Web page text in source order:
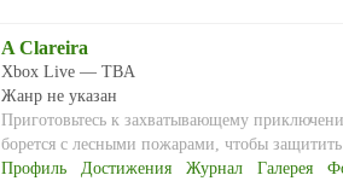
A Clareira
Xbox Live — TBA
Жанр не указан
Приготовьтесь к захватывающему
борется с лесными пожарами, чтобы
Профиль
Достижения Журнал Галерея